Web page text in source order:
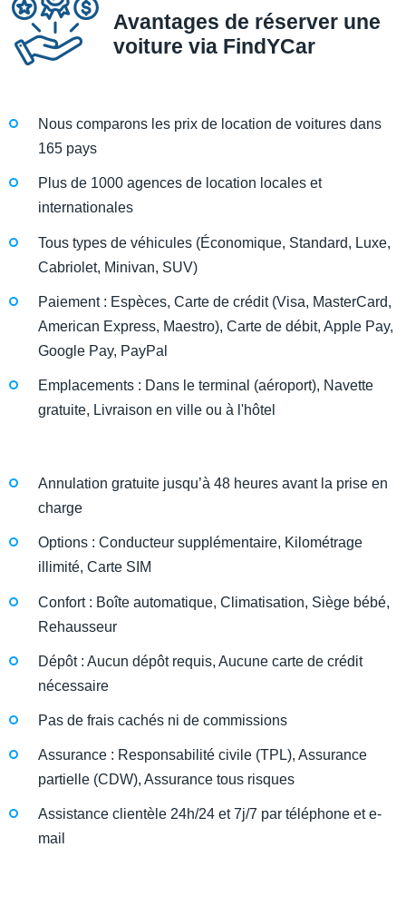
Avantages de réserver une
voiture via FindYCar
Nous comparons les prix de location de voitures dans
165 pays
Plus de 1000 agences de location locales et
internationales
Tous types de véhicules (Économique, Standard, Luxe,
Cabriolet, Minivan, SUV)
Paiement : Espèces, Carte de crédit (Visa, MasterCard,
American Express, Maestro), Carte de débit, Apple Pay,
Google Pay, PayPal
Emplacements : Dans le terminal (aéroport), Navette
gratuite, Livraison en ville ou à l'hôtel
Annulation gratuite jusqu’à 48 heures avant la prise en
charge
Options : Conducteur supplémentaire, Kilométrage
illimité, Carte SIM
Confort : Boîte automatique, Climatisation, Siège bébé,
Rehausseur
Dépôt : Aucun dépôt requis, Aucune carte de crédit
nécessaire
Pas de frais cachés ni de commissions
Assurance : Responsabilité civile (TPL), Assurance
partielle (CDW), Assurance tous risques
Assistance clientèle 24h/24 et 7j/7 par téléphone et e-
mail